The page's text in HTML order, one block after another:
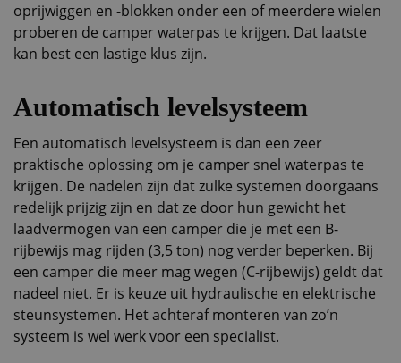
oprijwiggen en -blokken onder een of meerdere wielen
proberen de camper waterpas te krijgen. Dat laatste
kan best een lastige klus zijn.
Automatisch levelsysteem
Een automatisch levelsysteem is dan een zeer
praktische oplossing om je camper snel waterpas te
krijgen. De nadelen zijn dat zulke systemen doorgaans
redelijk prijzig zijn en dat ze door hun gewicht het
laadvermogen van een camper die je met een B-
rijbewijs mag rijden (3,5 ton) nog verder beperken. Bij
een camper die meer mag wegen (C-rijbewijs) geldt dat
nadeel niet. Er is keuze uit hydraulische en elektrische
steunsystemen. Het achteraf monteren van zo’n
systeem is wel werk voor een specialist.